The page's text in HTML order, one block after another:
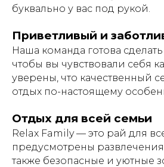
буквально у вас под рукой.
Приветливый и
Наша команда готова
чтобы вы чувствовали себя
уверены, что качественный
отдых по-настоящему
Отдых для всей семьи
Relax Family — это рай для
предусмотрены развлечения
также безопасные и уютные